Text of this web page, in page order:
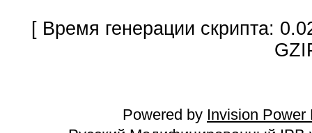
[ Время генерации скрипта:
Powered by Invision Power